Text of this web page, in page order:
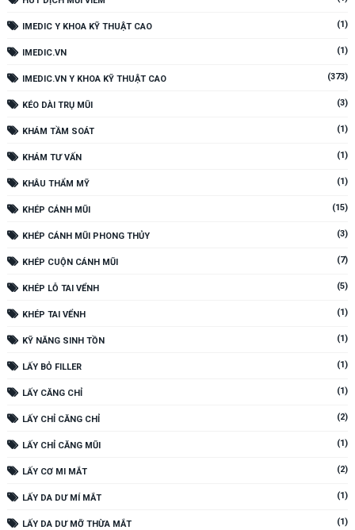
IMEDIC Y KHOA KỸ THUẬT CAO (1)
IMEDIC.VN (1)
IMEDIC.VN Y KHOA KỸ THUẬT CAO (373)
KÉO DÀI TRỤ MŨI (3)
KHÁM TẦM SOÁT (1)
KHÁM TƯ VẤN (1)
KHÂU THẨM MỸ (1)
KHÉP CÁNH MŨI (15)
KHÉP CÁNH MŨI PHONG THỦY (3)
KHÉP CUỘN CÁNH MŨI (7)
KHÉP LỖ TAI VỂNH (5)
KHÉP TAI VỂNH (1)
KỸ NĂNG SINH TỒN (1)
LẤY BỎ FILLER (1)
LẤY CĂNG CHỈ (1)
LẤY CHỈ CĂNG CHỈ (2)
LẤY CHỈ CĂNG MŨI (1)
LẤY CƠ MI MẮT (2)
LẤY DA DƯ MÍ MẮT (1)
LẤY DA DƯ MỠ THỪA MẮT (1)